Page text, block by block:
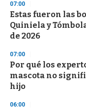
d
s
o
f
3
s
e
c
o
n
07:00
Estas fueron las
Quiniela y
de 2026
07:00
Por qué los
mascota no
hijo
06:00